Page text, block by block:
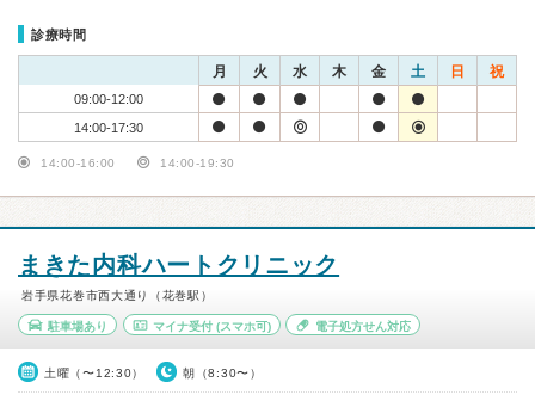
診療時間
月 火 水 木 金 土 日 祝
09:00-12:00
14:00-17:30
14:00-16:00 14:00-19:30
まきた内科ハートクリニック
岩手県花巻市西大通り（花巻駅）
駐車場あり マイナ受付(スマホ可) 電子処方せん対応
土曜（〜12:30） 朝（8:30〜）